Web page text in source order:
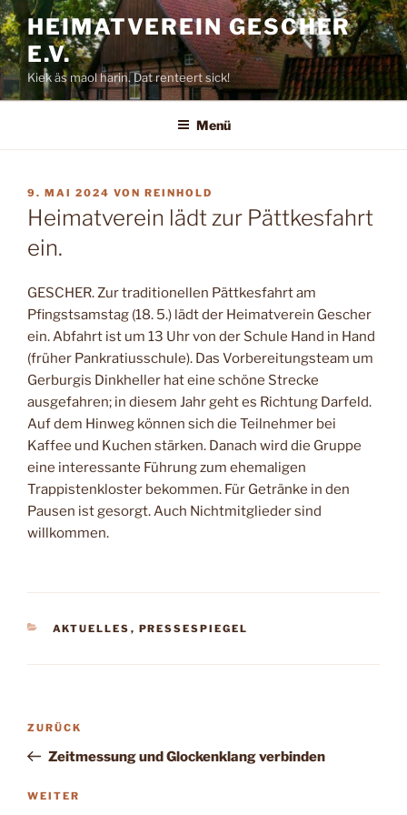
Zum
Inhalt
springen
HEIMATVEREIN GESCHER
E.V.
Kiek äs maol harin. Dat renteert sick!
Menü
VERÖFFENTLICHT
AM
9. MAI 2024 VON REINHOLD
Heimatverein lädt zur Pättkesfahrt
ein.
GESCHER. Zur traditionellen Pättkesfahrt am
Pfingstsamstag (18. 5.) lädt der Heimatverein Gescher
ein. Abfahrt ist um 13 Uhr von der Schule Hand in Hand
(früher Pankratius­schule). Das Vorberei­tungsteam um
Gerburgis Dinkheller hat eine schöne Strecke
ausgefah­ren; in diesem Jahr gehtes Richtung Darfeld.
Auf dem Hinweg können sich die Teilnehmer bei
Kaffee und Kuchen stär­ken. Danach wird die Gruppe
eine interessan­te Führung zum ehemali­gen
Trappistenkloster bekommen. Für Getränke in den
Pausen ist ge­sorgt. Auch Nichtmitglieder sind
willkommen.
KATEGORIEN
AKTUELLES , PRESSESPIEGEL
Beitragsnavigation
Vorheriger
Beitrag
ZURÜCK
Zeitmessung und Glockenklang verbinden
Nächster
WEITER